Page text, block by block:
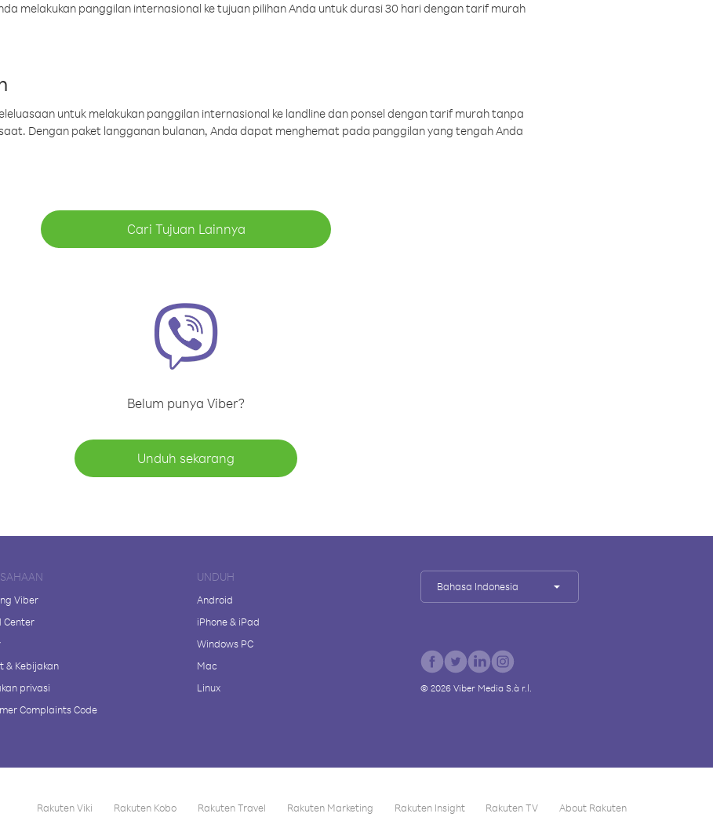
melakukan panggilan internasional ke tujuan pilihan Anda untuk durasi 30 hari dengan tarif murah
untuk melakukan panggilan internasional ke landline dan ponsel dengan tarif murah tanpa
Dengan paket langganan bulanan, Anda dapat menghemat pada panggilan yang tengah Anda
Cari Tujuan Lainnya
Belum punya Viber?
Unduh sekarang
Viber
Center
& Kebijakan
privasi
Complaints Code
UNDUH
Android
iPhone & iPad
Windows PC
Mac
Linux
Bahasa Indonesia
© 2026 Viber Media S.à r.l.
Rakuten Viki Rakuten Kobo Rakuten Travel Rakuten Marketing Rakuten Insight Rakuten TV About Rakuten